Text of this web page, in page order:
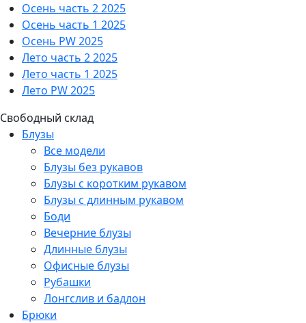
Осень часть 2 2025
Осень часть 1 2025
Осень PW 2025
Лето часть 2 2025
Лето часть 1 2025
Лето PW 2025
Свободный склад
Блузы
Все модели
Блузы без рукавов
Блузы с коротким рукавом
Блузы с длинным рукавом
Боди
Вечерние блузы
Длинные блузы
Офисные блузы
Рубашки
Лонгслив и бадлон
Брюки